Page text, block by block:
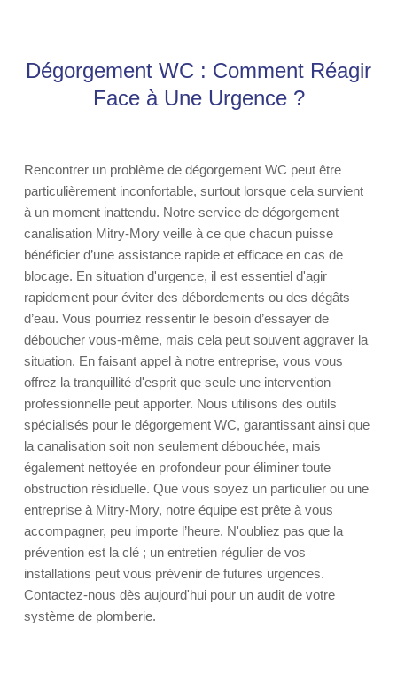
Dégorgement WC : Comment Réagir
Face à Une Urgence ?
Rencontrer un problème de dégorgement WC peut être
particulièrement inconfortable, surtout lorsque cela survient
à un moment inattendu. Notre service de dégorgement
canalisation Mitry-Mory veille à ce que chacun puisse
bénéficier d’une assistance rapide et efficace en cas de
blocage. En situation d'urgence, il est essentiel d'agir
rapidement pour éviter des débordements ou des dégâts
d’eau. Vous pourriez ressentir le besoin d’essayer de
déboucher vous-même, mais cela peut souvent aggraver la
situation. En faisant appel à notre entreprise, vous vous
offrez la tranquillité d'esprit que seule une intervention
professionnelle peut apporter. Nous utilisons des outils
spécialisés pour le dégorgement WC, garantissant ainsi que
la canalisation soit non seulement débouchée, mais
également nettoyée en profondeur pour éliminer toute
obstruction résiduelle. Que vous soyez un particulier ou une
entreprise à Mitry-Mory, notre équipe est prête à vous
accompagner, peu importe l’heure. N'oubliez pas que la
prévention est la clé ; un entretien régulier de vos
installations peut vous prévenir de futures urgences.
Contactez-nous dès aujourd'hui pour un audit de votre
système de plomberie.